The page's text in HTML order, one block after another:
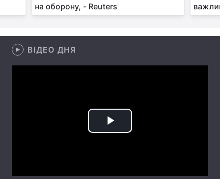
Послуги
на оборону, - Reuters
ВІДЕО ДНЯ
Play